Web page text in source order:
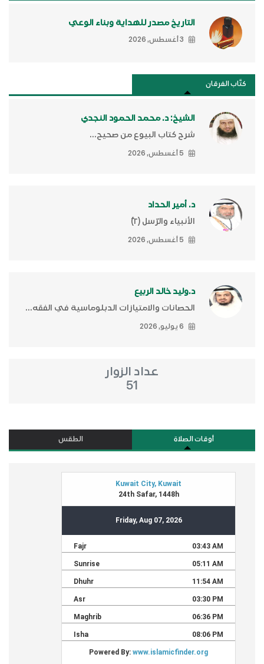
التاريخ مصدر للهداية وبناء الوعي
3 أغسطس, 2026
كتَّاب الفرقان
الشيخ: د. محمد الحمود النجدي
شرح كتاب البيوع من صحيح...
5 أغسطس, 2026
د. أمير الحداد
الأنبياء والرّسل (٢)ّ
5 أغسطس, 2026
د.وليد خالد الربيع
الحصانات والامتيازات الدبلوماسية في الفقه...
6 يوليو, 2026
عداد الزوار
51
أوقات الصلاة الطقس